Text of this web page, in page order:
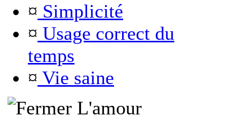
¤ Simplicité
¤ Usage correct du
temps
¤ Vie saine
L'amour